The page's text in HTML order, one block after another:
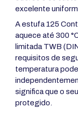
excelente
A estufa 125
aquece até 300
limitada TWB
requisitos de
temperatura
significa que o
protegido.